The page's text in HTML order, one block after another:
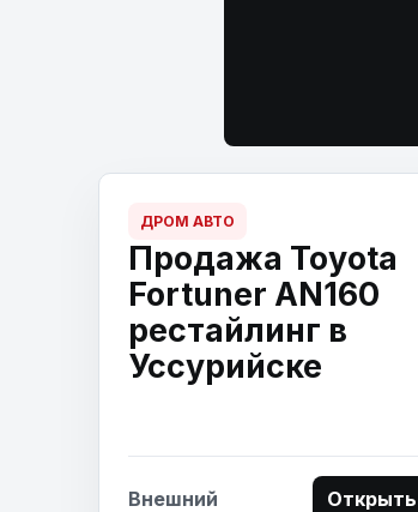
ДРОМ АВТО
Продажа Toyota
Fortuner AN160
рестайлинг в
Уссурийске
Внешний
Открыть